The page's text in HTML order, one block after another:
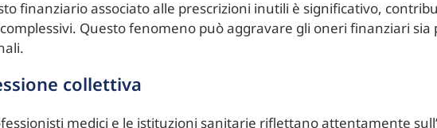
finanziario associato alle prescrizioni inutili è significativo,
Questo fenomeno può aggravare gli oneri finanziari sia
collettiva
medici e le istituzioni sanitarie riflettano attentamente